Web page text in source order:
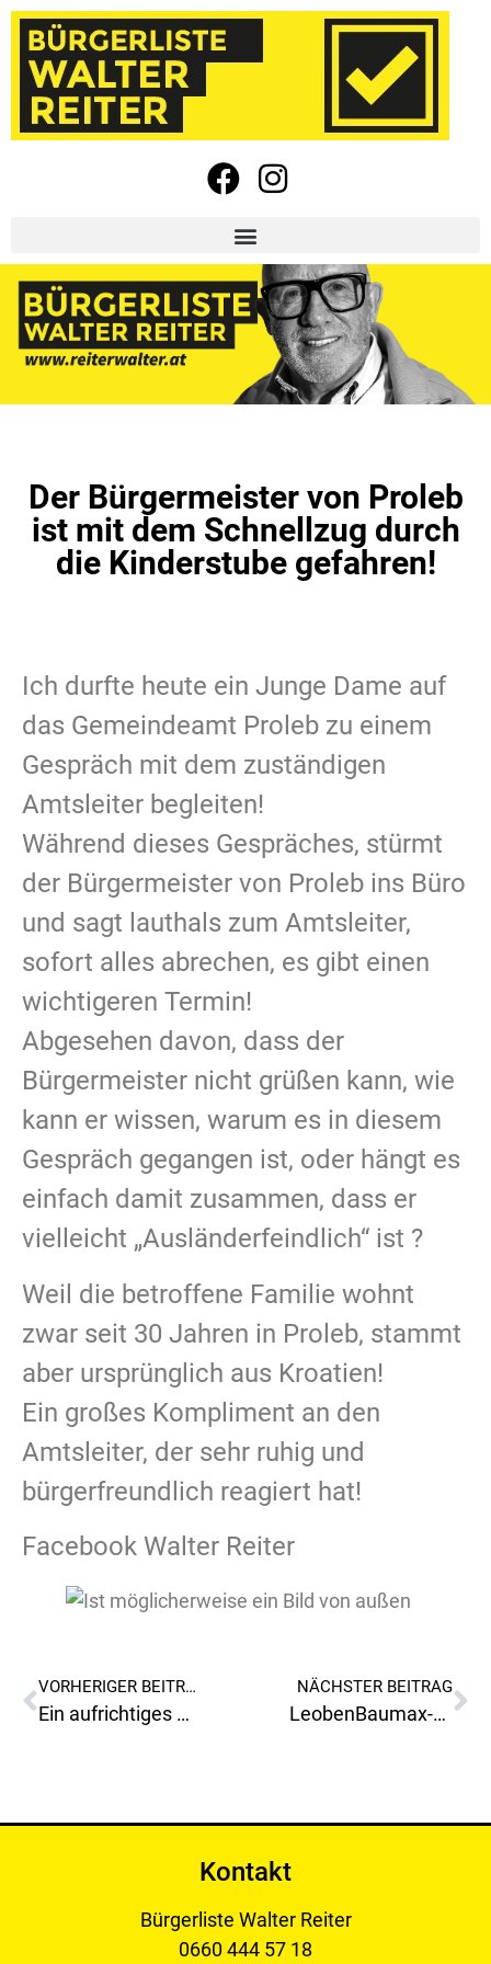
Der Bürgermeister von Proleb
ist mit dem Schnellzug durch
die Kinderstube gefahren!
Ich durfte heute ein Junge Dame auf
das Gemeindeamt Proleb zu einem
Gespräch mit dem zuständigen
Amtsleiter begleiten!
Während dieses Gespräches, stürmt
der Bürgermeister von Proleb ins Büro
und sagt lauthals zum Amtsleiter,
sofort alles abrechen, es gibt einen
wichtigeren Termin!
Abgesehen davon, dass der
Bürgermeister nicht grüßen kann, wie
kann er wissen, warum es in diesem
Gespräch gegangen ist, oder hängt es
einfach damit zusammen, dass er
vielleicht „Ausländerfeindlich“ ist ?
Weil die betroffene Familie wohnt
zwar seit 30 Jahren in Proleb, stammt
aber ursprünglich aus Kroatien!
Ein großes Kompliment an den
Amtsleiter, der sehr ruhig und
bürgerfreundlich reagiert hat!
Facebook Walter Reiter
VORHERIGER BEITRAG
Ein aufrichtiges Dankeschön an die Verantwortlichen der Landespolizeidirektion Steiermark und Leoben!
NÄCHSTER BEITRAG
LeobenBaumax-Halle wird zum Ausweichquartier für Asylwerber
Kontakt
Bürgerliste Walter Reiter
0660 444 57 18